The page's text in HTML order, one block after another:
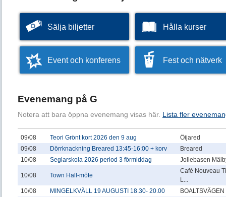
Sälja biljetter Hålla kurser
Event och konferens Fest och nätverk
Evenemang på G
Notera att bara öppna evenemang visas här. Lista fler
09/08 Teori Grönt kort 2026 den 9 aug
Öijared
09/08
Dörrknackning Breared 13:45-16:00 + korv
Breared
10/08
Seglarskola 2026 period 3 förmiddag Jollebasen
10/08 Town Hall-möte
Café Nouveau
L...
10/08
MINGELKVÄLL 19 AUGUSTI 18.30- 20.00